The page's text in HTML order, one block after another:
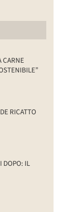
CARNE
RICATTO
DOPO: IL